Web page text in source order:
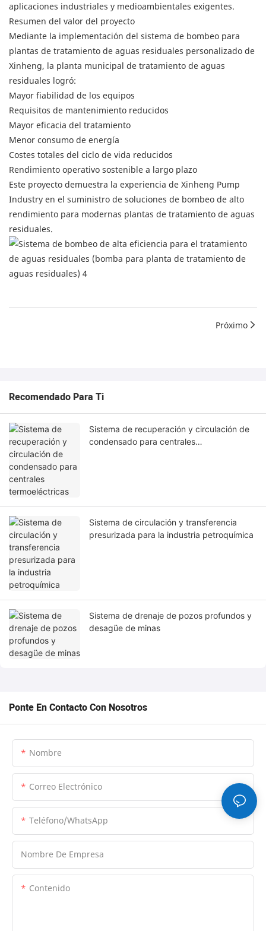
aplicaciones industriales y medioambientales exigentes.
Resumen del valor del proyecto
Mediante la implementación del sistema de bombeo para
plantas de tratamiento de aguas residuales personalizado de
Xinheng, la planta municipal de tratamiento de aguas
residuales logró:
Mayor fiabilidad de los equipos
Requisitos de mantenimiento reducidos
Mayor eficacia del tratamiento
Menor consumo de energía
Costes totales del ciclo de vida reducidos
Rendimiento operativo sostenible a largo plazo
Este proyecto demuestra la experiencia de Xinheng Pump
Industry en el suministro de soluciones de bombeo de alto
rendimiento para modernas plantas de tratamiento de aguas
residuales.
Próximo
Recomendado Para Ti
Sistema de recuperación y circulación de
condensado para centrales
Sistema de circulación y transferencia
presurizada para la industria petroquímica
Sistema de drenaje de pozos profundos y
desagüe de minas
Ponte En Contacto Con Nosotros
Nombre
Correo Electrónico
Teléfono/WhatsApp
Nombre De Empresa
Contenido